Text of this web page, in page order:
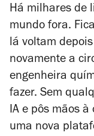
Há milhares de
mundo fora.
lá voltam
novamente a
engenheira
fazer. Sem
IA e pôs mãos
uma nova